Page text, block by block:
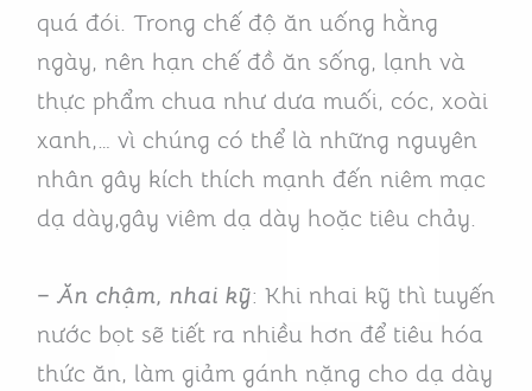
quá đói. Trong chế độ ăn uống hằng
ngày, nên hạn chế đồ ăn sống, lạnh và
thực phẩm chua như dưa muối, cóc, xoài
xanh,… vì chúng có thể là những nguyên
nhân gây kích thích mạnh đến niêm mạc
dạ dày,gây viêm dạ dày hoặc tiêu chảy.
– Ăn chậm, nhai kỹ: Khi nhai kỹ thì tuyến
nước bọt sẽ tiết ra nhiều hơn để tiêu hóa
thức ăn, làm giảm gánh nặng cho dạ dày